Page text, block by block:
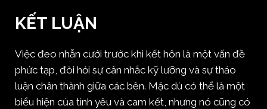
KẾT LUẬN
Việc đeo nhẫn cưới trước khi kết hôn là một vấn đề
phức tạp, đòi hỏi sự cân nhắc kỹ lưỡng và sự thảo
luận chân thành giữa các bên. Mặc dù có thể là một
biểu hiện của tình yêu và cam kết, nhưng nó cũng có